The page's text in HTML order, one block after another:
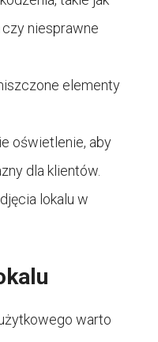
niesprawne
elementy
oświetlenie, aby
dla klientów.
lokalu w
warto